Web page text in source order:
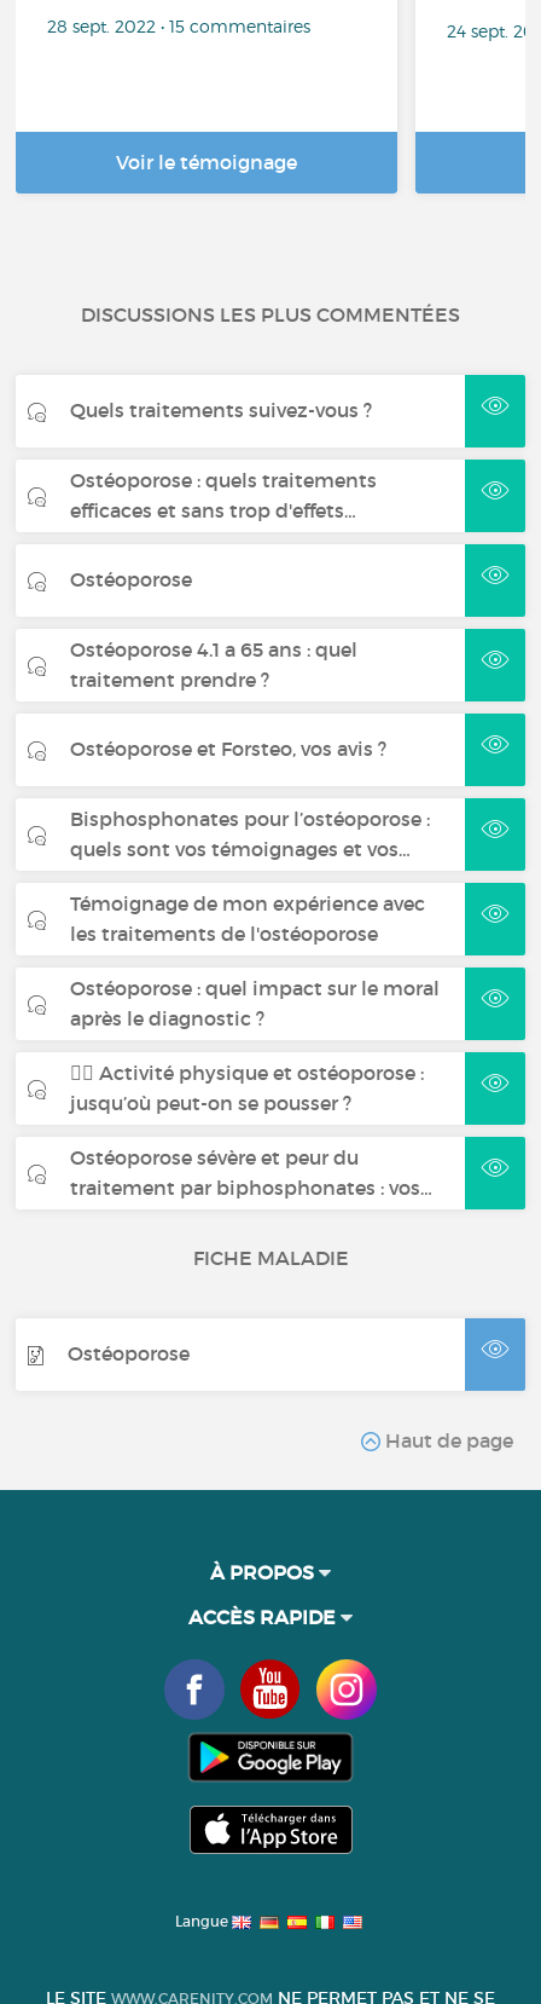
28 sept. 2022 • 15 commentaires
Voir le témoignage
24 sept.
DISCUSSIONS LES PLUS COMMENTÉES
Quels traitements suivez-vous ?
Ostéoporose : quels traitements
efficaces et sans trop d'effets…
Ostéoporose
Ostéoporose 4.1 a 65 ans : quel
traitement prendre ?
Ostéoporose et Forsteo, vos avis ?
Bisphosphonates pour l’ostéoporose :
quels sont vos témoignages et vos…
Témoignage de mon expérience avec
les traitements de l'ostéoporose
Ostéoporose : quel impact sur le moral
après le diagnostic ?
🏋️‍♀️ Activité physique et ostéoporose :
jusqu’où peut-on se pousser ?
Ostéoporose sévère et peur du
traitement par biphosphonates : vos…
FICHE MALADIE
Ostéoporose
Haut de page
À PROPOS
ACCÈS RAPIDE
Langue
LE SITE WWW.CARENITY.COM NE PERMET PAS ET NE SE